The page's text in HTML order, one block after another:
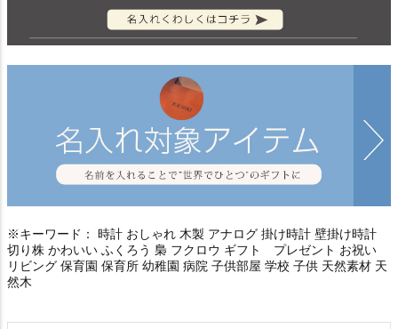
※キーワード： 時計 おしゃれ 木製 アナログ 掛け時計 壁掛け時計
切り株 かわいい ふくろう 梟 フクロウ ギフト プレゼント お祝い
リビング 保育園 保育所 幼稚園 病院 子供部屋 学校 子供 天然素材 天
然木